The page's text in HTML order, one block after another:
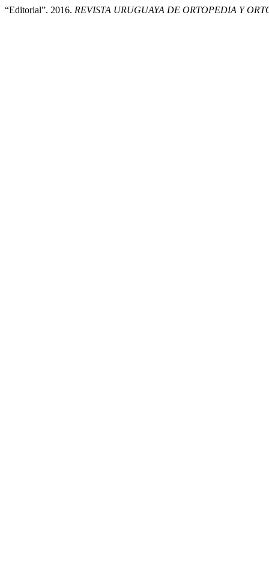
“Editorial”. 2016. REVISTA URUGUAYA DE ORTOPEDIA Y